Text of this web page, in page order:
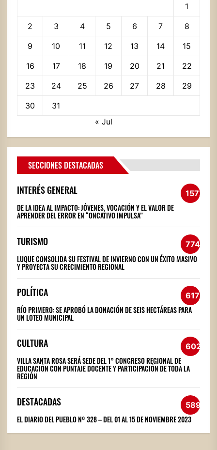
1
2 3 4 5 6 7 8
9 10 11 12 13 14 15
16 17 18 19 20 21 22
23 24 25 26 27 28 29
30
31
« Jul
SECCIONES DESTACADAS
INTERÉS GENERAL 1572
DE LA IDEA AL IMPACTO: JÓVENES, VOCACIÓN Y EL VALOR DE
APRENDER DEL ERROR EN “ONCATIVO IMPULSA”
TURISMO 774
LUQUE CONSOLIDA SU FESTIVAL DE INVIERNO CON UN ÉXITO MASIVO
Y PROYECTA SU CRECIMIENTO REGIONAL
POLÍTICA 617
RÍO PRIMERO: SE APROBÓ LA DONACIÓN DE SEIS HECTÁREAS PARA
UN LOTEO MUNICIPAL
CULTURA 602
VILLA SANTA ROSA SERÁ SEDE DEL 1° CONGRESO REGIONAL DE
EDUCACIÓN CON PUNTAJE DOCENTE Y PARTICIPACIÓN DE TODA LA
REGIÓN
DESTACADAS 589
EL DIARIO DEL PUEBLO Nº 328 – DEL 01 AL 15 DE NOVIEMBRE 2023